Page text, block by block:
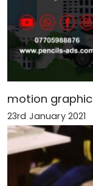
motion graphic
23rd January 2021